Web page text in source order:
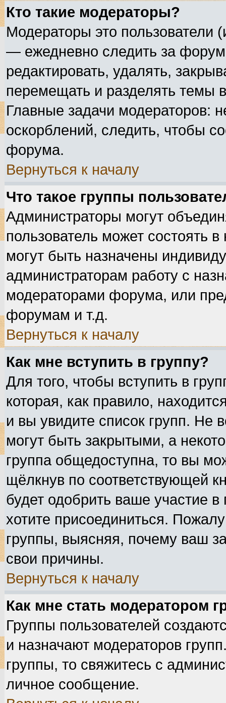
Кто такие модераторы?
Модераторы это пользователи
— ежедневно следить за
редактировать, удалять,
перемещать и разделять темы
Главные задачи модераторов:
оскорблений, следить, чтобы
форума.
Вернуться к началу
Что такое группы
Администраторы могут
пользователь может состоять
могут быть назначены
администраторам работу с
модераторами форума, или
форумам и т.д.
Вернуться к началу
Как мне вступить в группу?
Для того, чтобы вступить в
которая, как правило,
и вы увидите список групп. Не
могут быть закрытыми, а
группа общедоступна, то вы
щёлкнув по соответствующей
будет одобрить ваше участие
хотите присоединиться.
группы, выясняя, почему ваш
свои причины.
Вернуться к началу
Как мне стать модератором
Группы пользователей
и назначают модераторов
группы, то свяжитесь с
личное сообщение.